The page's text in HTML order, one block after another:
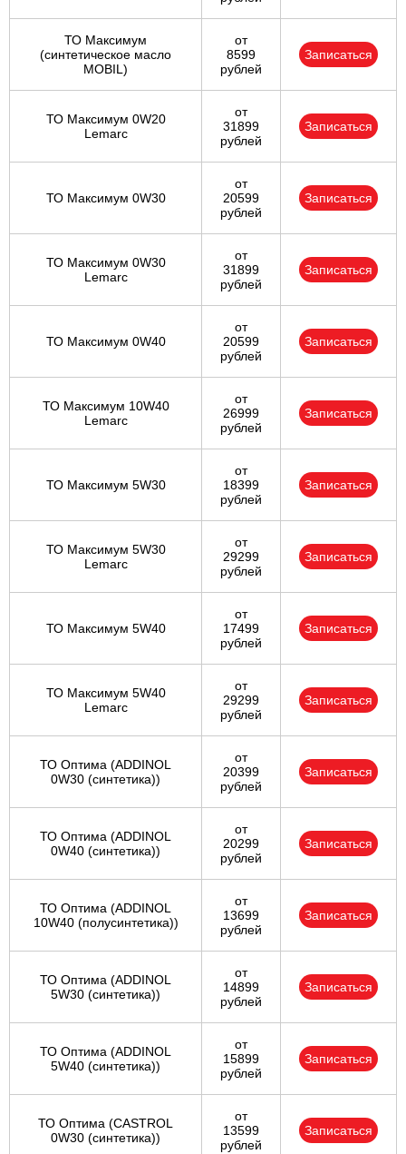
ТО Максимум
(cинтетическое масло
MOBIL)
от
8599
рублей
Записаться
ТО Максимум 0W20
Lemarc
от
31899
рублей
Записаться
ТО Максимум 0W30
от
20599
рублей
Записаться
ТО Максимум 0W30
Lemarc
от
31899
рублей
Записаться
ТО Максимум 0W40
от
20599
рублей
Записаться
ТО Максимум 10W40
Lemarc
от
26999
рублей
Записаться
ТО Максимум 5W30
от
18399
рублей
Записаться
ТО Максимум 5W30
Lemarc
от
29299
рублей
Записаться
ТО Максимум 5W40
от
17499
рублей
Записаться
ТО Максимум 5W40
Lemarc
от
29299
рублей
Записаться
ТО Оптима (ADDINOL
0W30 (синтетика))
от
20399
рублей
Записаться
ТО Оптима (ADDINOL
0W40 (синтетика))
от
20299
рублей
Записаться
ТО Оптима (ADDINOL
10W40 (полусинтетика))
от
13699
рублей
Записаться
ТО Оптима (ADDINOL
5W30 (синтетика))
от
14899
рублей
Записаться
ТО Оптима (ADDINOL
5W40 (синтетика))
от
15899
рублей
Записаться
ТО Оптима (CASTROL
0W30 (синтетика))
от
13599
рублей
Записаться